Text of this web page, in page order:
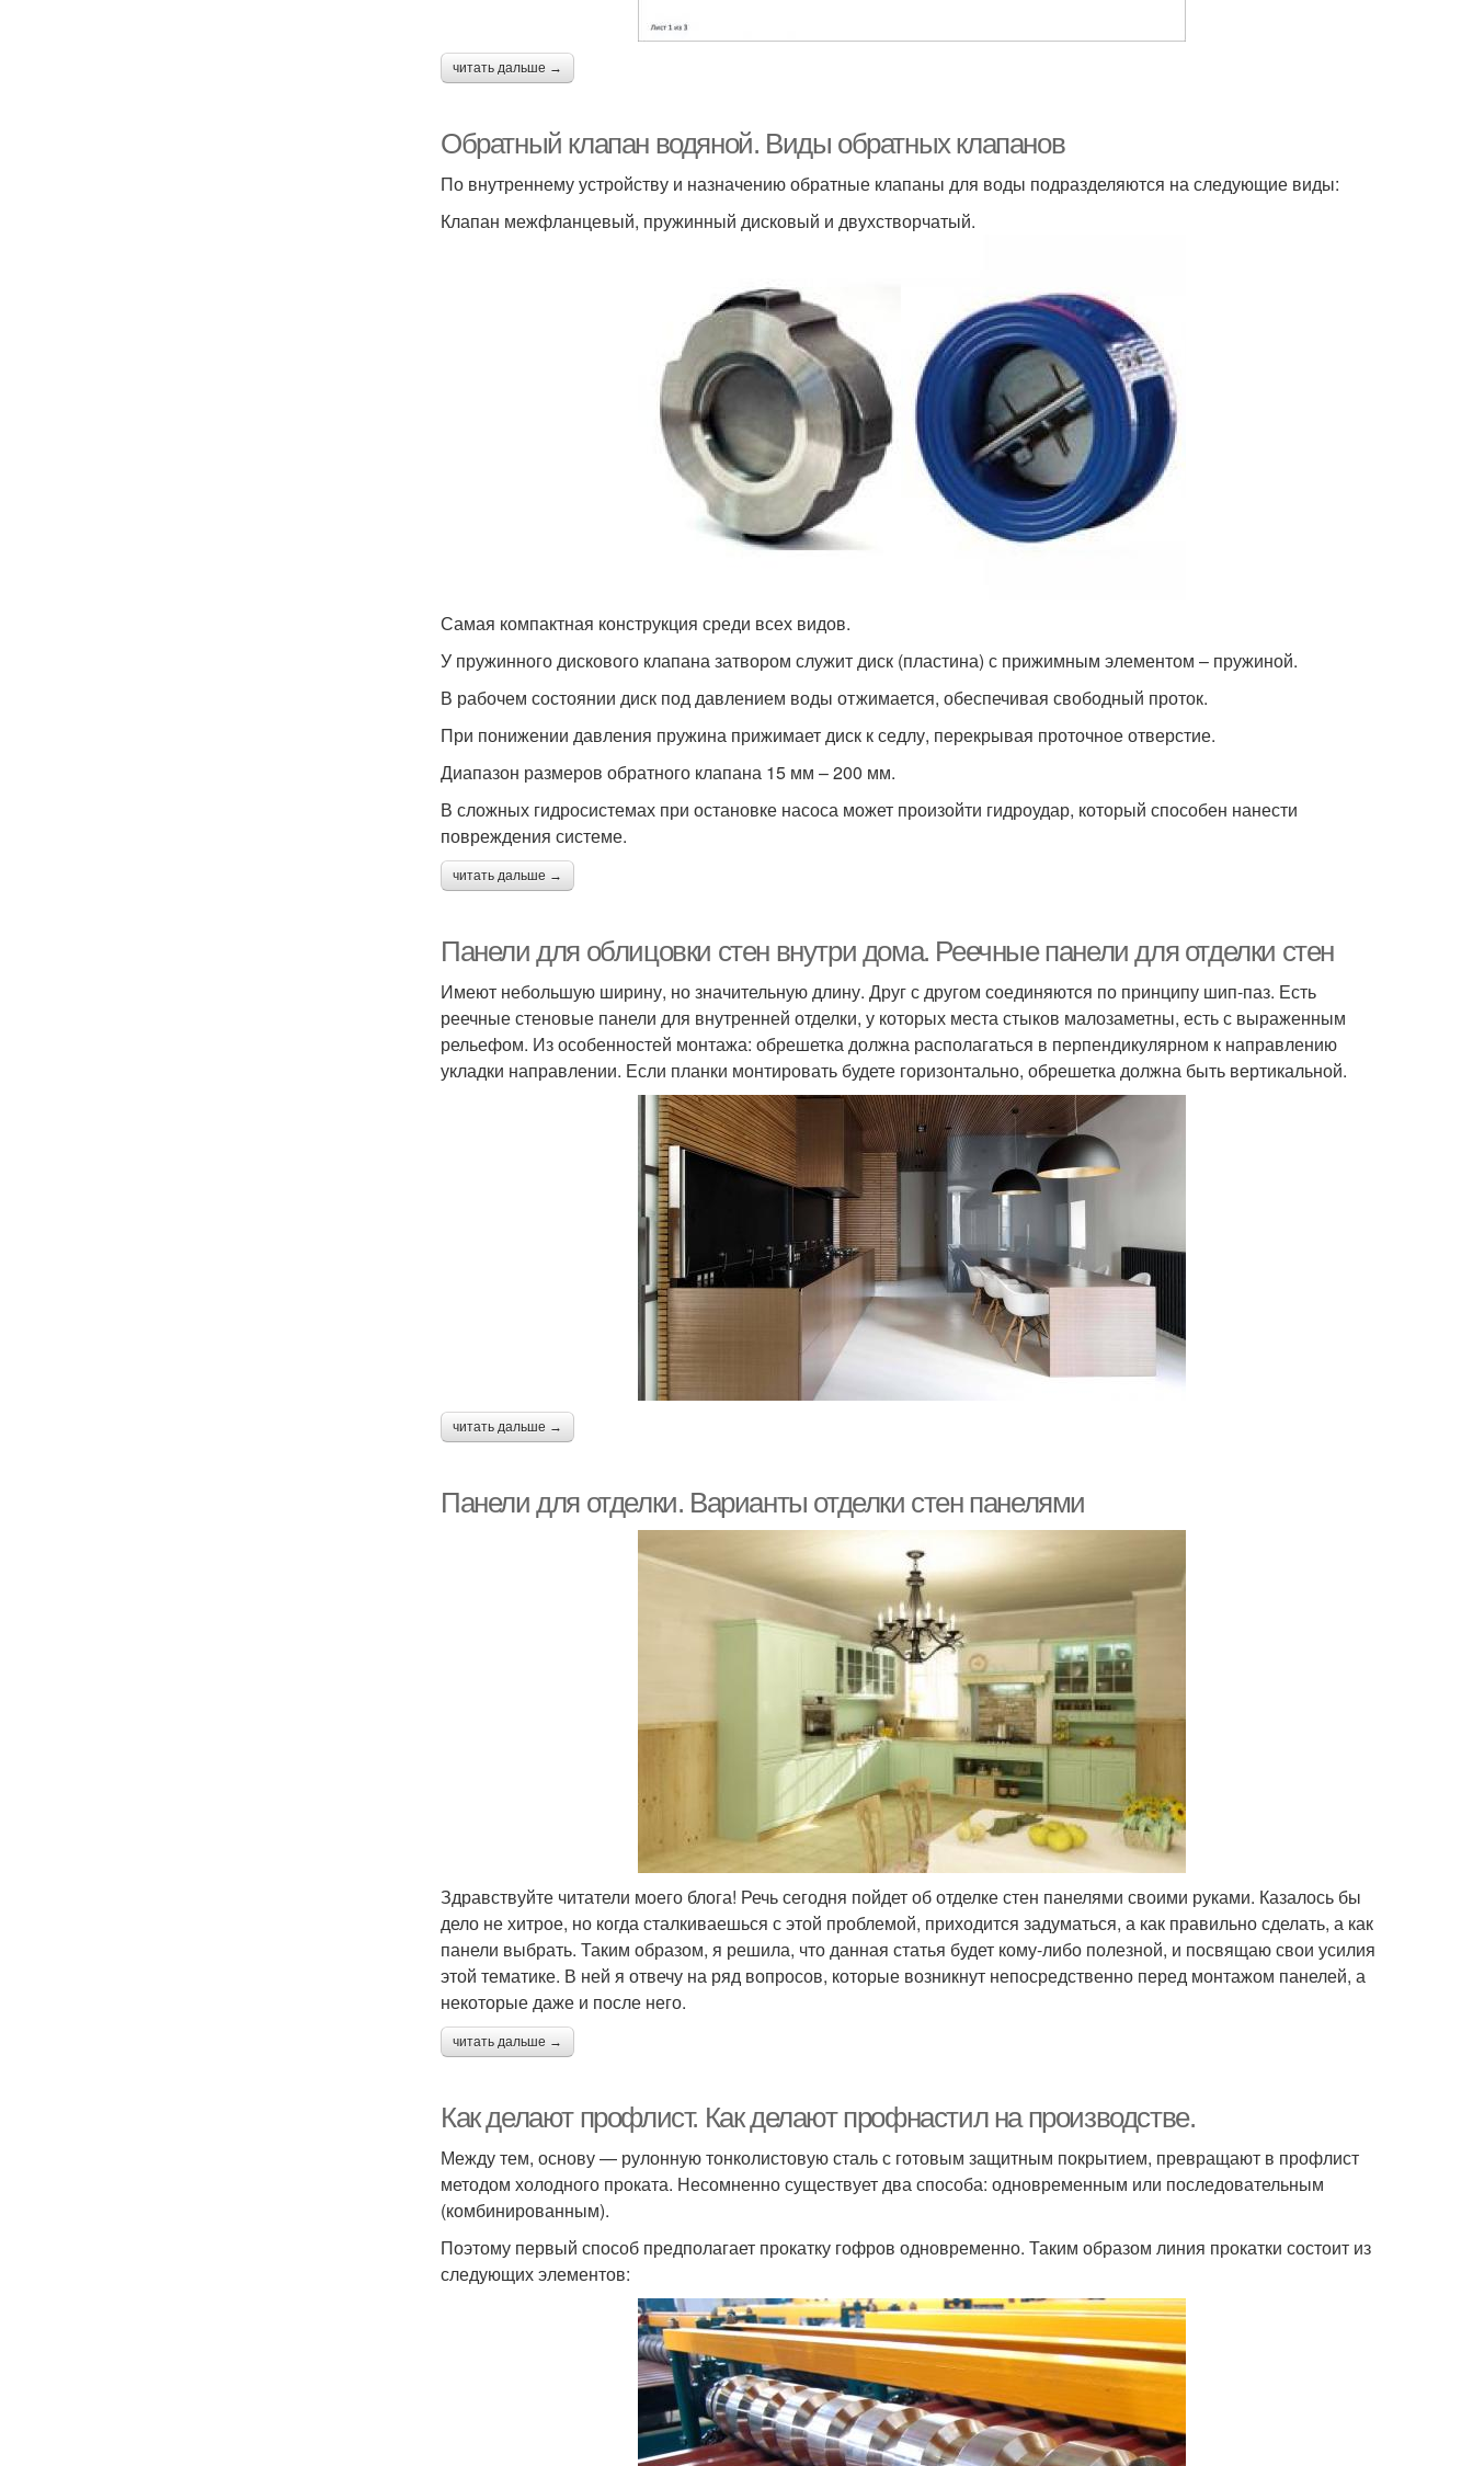
читать дальше →
Обратный клапан водяной. Виды обратных клапанов
По внутреннему устройству и назначению обратные клапаны для воды подразделяются на следующие виды:
Клапан межфланцевый, пружинный дисковый и двухстворчатый.
Самая компактная конструкция среди всех видов.
У пружинного дискового клапана затвором служит диск (пластина) с прижимным элементом – пружиной.
В рабочем состоянии диск под давлением воды отжимается, обеспечивая свободный проток.
При понижении давления пружина прижимает диск к седлу, перекрывая проточное отверстие.
Диапазон размеров обратного клапана 15 мм – 200 мм.
В сложных гидросистемах при остановке насоса может произойти гидроудар, который способен нанести
повреждения системе.
читать дальше →
Панели для облицовки стен внутри дома. Реечные панели для отделки стен
Имеют небольшую ширину, но значительную длину. Друг с другом соединяются по принципу шип-паз. Есть
реечные стеновые панели для внутренней отделки, у которых места стыков малозаметны, есть с выраженным
рельефом. Из особенностей монтажа: обрешетка должна располагаться в перпендикулярном к направлению
укладки направлении. Если планки монтировать будете горизонтально, обрешетка должна быть вертикальной.
читать дальше →
Панели для отделки. Варианты отделки стен панелями
Здравствуйте читатели моего блога! Речь сегодня пойдет об отделке стен панелями своими руками. Казалось бы
дело не хитрое, но когда сталкиваешься с этой проблемой, приходится задуматься, а как правильно сделать, а как
панели выбрать. Таким образом, я решила, что данная статья будет кому-либо полезной, и посвящаю свои усилия
этой тематике. В ней я отвечу на ряд вопросов, которые возникнут непосредственно перед монтажом панелей, а
некоторые даже и после него.
читать дальше →
Как делают профлист. Как делают профнастил на производстве.
Между тем, основу — рулонную тонколистовую сталь с готовым защитным покрытием, превращают в профлист
методом холодного проката. Несомненно существует два способа: одновременным или последовательным
(комбинированным).
Поэтому первый способ предполагает прокатку гофров одновременно. Таким образом линия прокатки состоит из
следующих элементов: